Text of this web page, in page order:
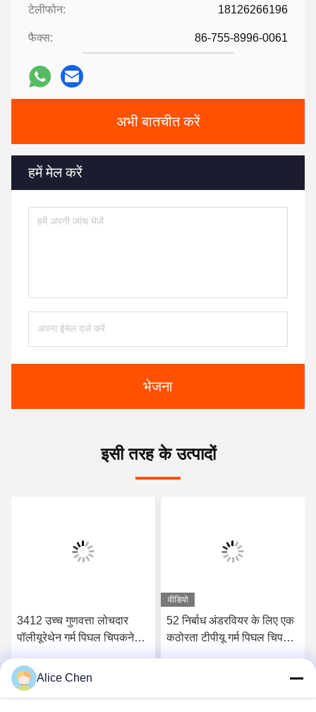
टेलीफोन: 18126266196
फैक्स: 86-755-8996-0061
अभी बातचीत करें
हमें मेल करें
भेजना
इसी तरह के उत्पादों
3412 उच्च गुणवत्ता लोचदार
पॉलीयूरेथेन गर्म पिघल चिपकने
वीडियो
52 निर्बाध अंडरवियर के लिए एक
कठोरता टीपीयू गर्म पिघल चिपकने
Alice Chen